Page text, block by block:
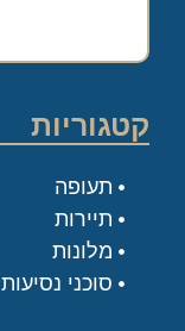
קטגוריות
תעופה
תיירות
מלונות
סוכני נסיעות